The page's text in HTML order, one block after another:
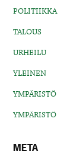
POLITIIKKA
TALOUS
URHEILU
YLEINEN
YMPÄRISTÖ
YMPÄRISTÖ
META